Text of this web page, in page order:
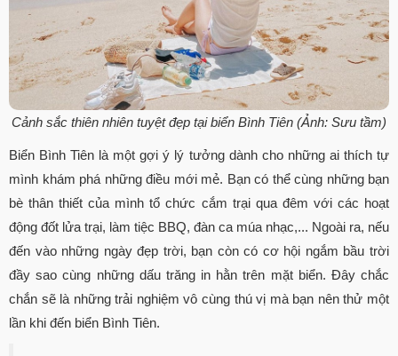
Cảnh sắc thiên nhiên tuyệt đẹp tại biển Bình Tiên (Ảnh: Sưu tầm)
Biển Bình Tiên là một gợi ý lý tưởng dành cho những ai thích tự
mình khám phá những điều mới mẻ. Bạn có thể cùng những bạn
bè thân thiết của mình tổ chức cắm trại qua đêm với các hoạt
động đốt lửa trại, làm tiệc BBQ, đàn ca múa nhạc,... Ngoài ra, nếu
đến vào những ngày đẹp trời, bạn còn có cơ hội ngắm bầu trời
đầy sao cùng những dấu trăng in hằn trên mặt biển. Đây chắc
chắn sẽ là những trải nghiệm vô cùng thú vị mà bạn nên thử một
lần khi đến biển Bình Tiên.